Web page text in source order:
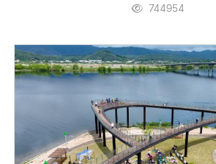
744954